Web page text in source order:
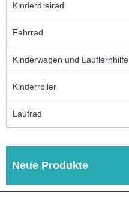
Kinderdreirad
Fahrrad
Kinderwagen und Lauflernhilfe
Kinderroller
Laufrad
Neue Produkte